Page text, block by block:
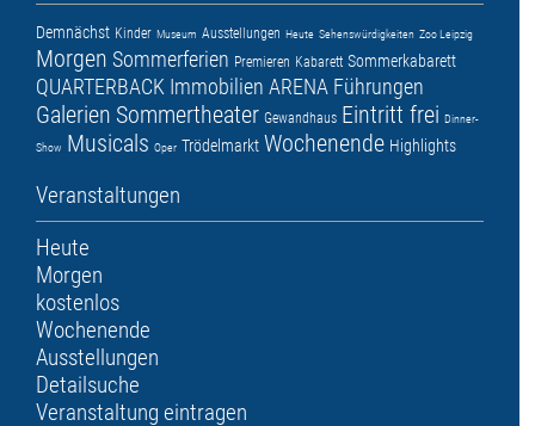
Demnächst Kinder Museum Ausstellungen Heute Sehenswürdigkeiten Zoo Leipzig
Morgen Sommerferien Premieren Kabarett Sommerkabarett
QUARTERBACK Immobilien ARENA Führungen
Galerien Sommertheater Gewandhaus Eintritt frei Dinner-
Show Musicals Oper Trödelmarkt Wochenende Highlights
Veranstaltungen
Heute
Morgen
kostenlos
Wochenende
Ausstellungen
Detailsuche
Veranstaltung eintragen